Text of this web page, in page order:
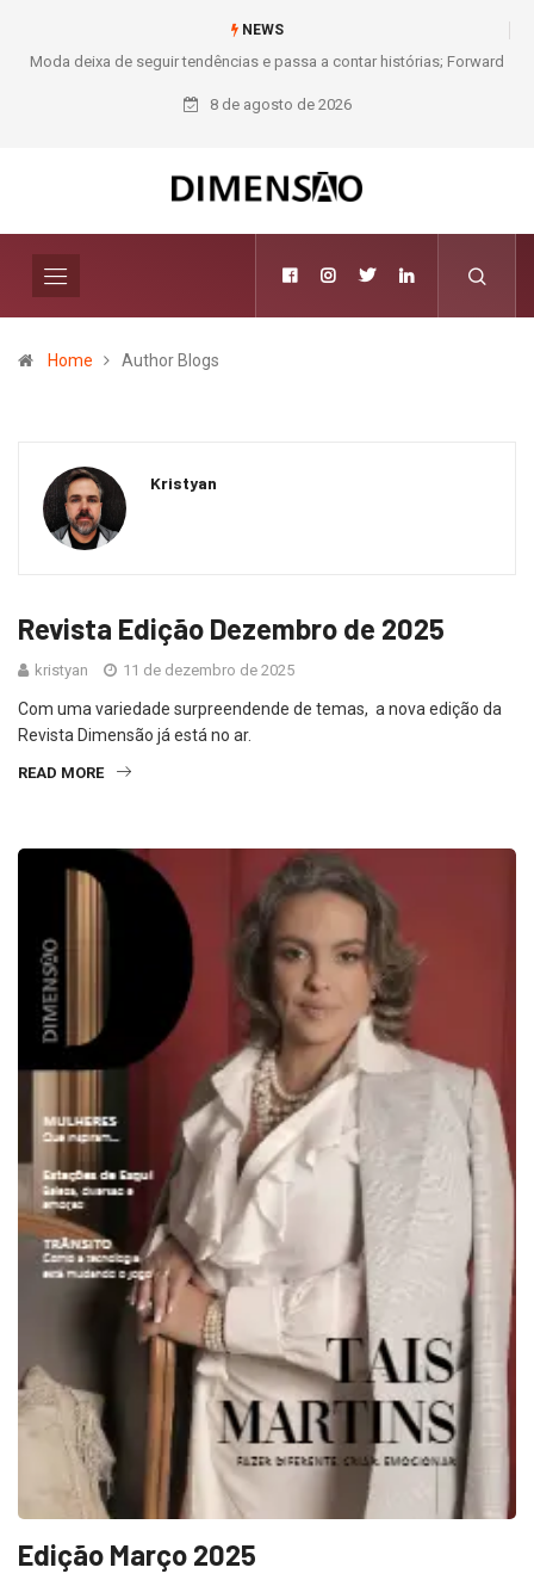
NEWS
Moda deixa de seguir tendências e passa a contar histórias; Forward
aposta na curadoria como novo luxo
8 de agosto de 2026
Home Author Blogs
Kristyan
Revista Edição Dezembro de 2025
kristyan 11 de dezembro de 2025
Com uma variedade surpreendende de temas, a nova edição da
Revista Dimensão já está no ar.
READ MORE
Edição Março 2025